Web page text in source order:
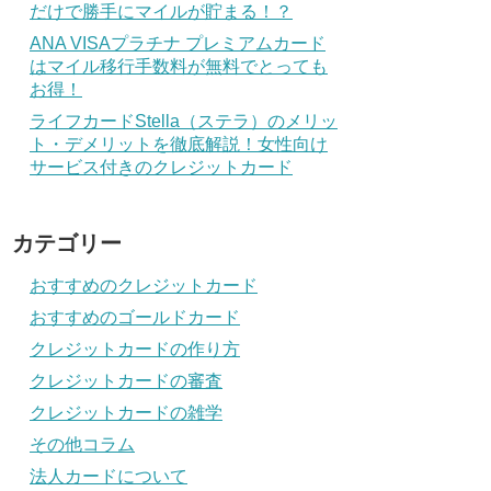
だけで勝手にマイルが貯まる！？
ANA VISAプラチナ プレミアムカード
はマイル移行手数料が無料でとっても
お得！
ライフカードStella（ステラ）のメリッ
ト・デメリットを徹底解説！女性向け
サービス付きのクレジットカード
カテゴリー
おすすめのクレジットカード
おすすめのゴールドカード
クレジットカードの作り方
クレジットカードの審査
クレジットカードの雑学
その他コラム
法人カードについて